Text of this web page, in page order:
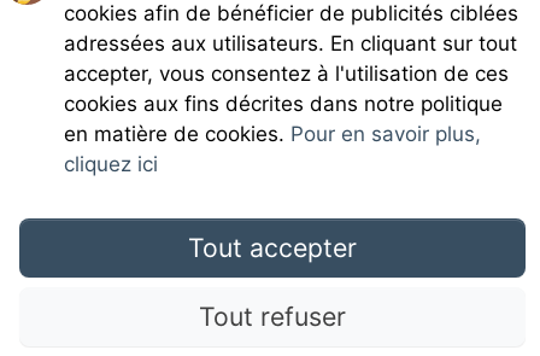
Rejoignez-nous
CGU
cookies afin de bénéficier de publicités ciblées
adressées aux utilisateurs. En cliquant sur tout
accepter, vous consentez à l'utilisation de ces
cookies aux fins décrites dans notre politique
en matière de cookies. Pour en savoir plus,
cliquez ici
Tout accepter
Tout refuser